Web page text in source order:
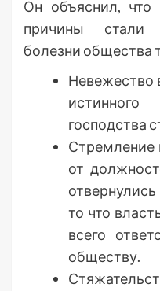
Он объяснил, что
причины стали
болезни общества
Невежество
господства
Стремление
от
то что
всего
обществу.